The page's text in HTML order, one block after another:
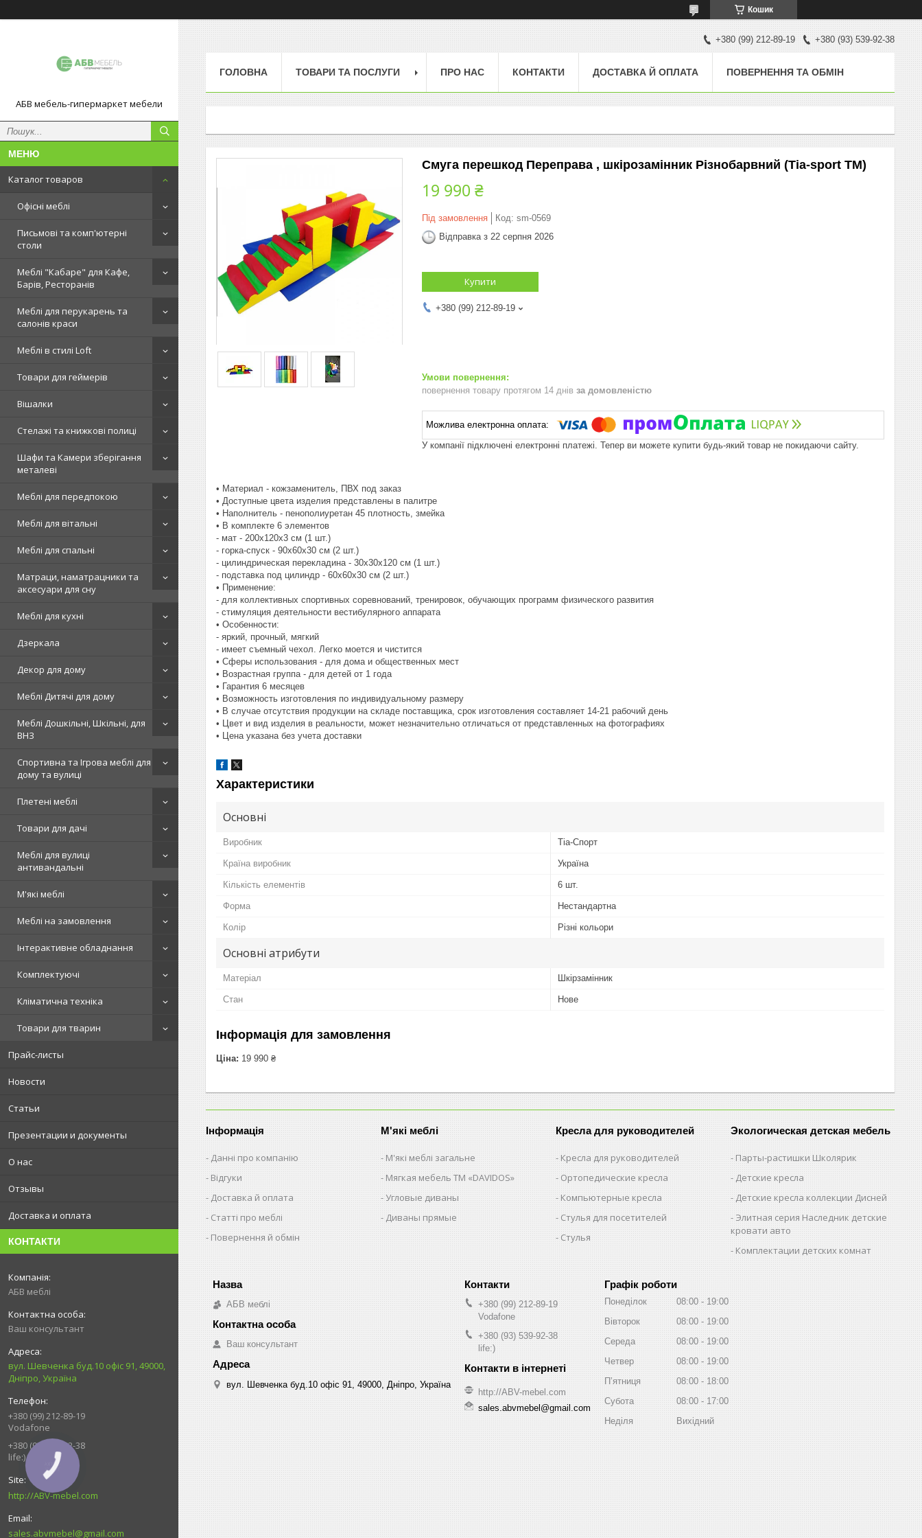
Кошик
АБВ мебель-гипермаркет мебели
Каталог товаров
Офісні меблі
Письмові та комп'ютерні
столи
Меблі "Кабаре" для Кафе,
Барів, Ресторанів
Меблі для перукарень та
салонів краси
Меблі в стилі Loft
Товари для геймерів
Вішалки
Стелажі та книжкові полиці
Шафи та Камери зберігання
металеві
Меблі для передпокою
Меблі для вітальні
Меблі для спальні
Матраци, наматрацники та
аксесуари для сну
Меблі для кухні
Дзеркала
Декор для дому
Меблі Дитячі для дому
Меблі Дошкільні, Шкільні, для
ВНЗ
Спортивна та Ігрова меблі для
дому та вулиці
Плетені меблі
Товари для дачі
Меблі для вулиці
антивандальні
М'які меблі
Меблі на замовлення
Інтерактивне обладнання
Комплектуючі
Кліматична техніка
Товари для тварин
Прайс-листы
Новости
Статьи
Презентации и документы
О нас
Отзывы
Доставка и оплата
КОНТАКТИ
АБВ меблі
Ваш консультант
вул. Шевченка буд.10 офіс 91, 49000,
Дніпро, Україна
+380 (99) 212-89-19
Vodafone
+380 (93) 539-92-38
life:)
http://ABV-mebel.com
sales.abvmebel@gmail.com
+380 (99) 212-89-19 +380 (93) 539-92-38
ГОЛОВНА ТОВАРИ ТА ПОСЛУГИ ПРО НАС КОНТАКТИ ДОСТАВКА Й ОПЛАТА ПОВЕРНЕННЯ ТА ОБМІН
Смуга перешкод Переправа , шкірозамінник Різнобарвний (Тіа-sport ТМ)
19 990 ₴
Під замовлення Код: sm-0569
Відправка з 22 серпня 2026
Купити
+380 (99) 212-89-19
повернення товару протягом 14 днів за домовленістю
У компанії підключені електронні платежі. Тепер ви можете купити будь-який товар не покидаючи сайту.
• Материал - кожзаменитель, ПВХ под заказ
• Доступные цвета изделия представлены в палитре
• Наполнитель - пенополиуретан 45 плотность, змейка
• В комплекте 6 элементов
- мат - 200х120х3 см (1 шт.)
- горка-спуск - 90х60х30 см (2 шт.)
- цилиндрическая перекладина - 30х30х120 см (1 шт.)
- подставка под цилиндр - 60х60х30 см (2 шт.)
• Применение:
- для коллективных спортивных соревнований, тренировок, обучающих программ физического развития
- стимуляция деятельности вестибулярного аппарата
• Особенности:
- яркий, прочный, мягкий
- имеет съемный чехол. Легко моется и чистится
• Сферы использования - для дома и общественных мест
• Возрастная группа - для детей от 1 года
• Гарантия 6 месяцев
• Возможность изготовления по индивидуальному размеру
• В случае отсутствия продукции на складе поставщика, срок изготовления составляет 14-21 рабочий день
• Цвет и вид изделия в реальности, может незначительно отличаться от представленных на фотографиях
• Цена указана без учета доставки
Характеристики
Основні
Виробник Тіа-Спорт
Країна виробник Україна
Кількість елементів 6 шт.
Форма Нестандартна
Колір Різні кольори
Основні атрибути
Матеріал Шкірзамінник
Стан Нове
Інформація для замовлення
Ціна: 19 990 ₴
Інформація
Данні про компанію
Відгуки
Доставка й оплата
Статті про меблі
Повернення й обмін
М'які меблі
М'які меблі загальне
Мягкая мебель ТМ «DAVIDOS»
Угловые диваны
Диваны прямые
Кресла для руководителей
Кресла для руководителей
Ортопедические кресла
Компьютерные кресла
Стулья для посетителей
Стулья
Экологическая детская мебель
Парты-растишки Школярик
Детские кресла
Детские кресла коллекции Дисней
Элитная серия Наследник детские
кровати авто
Комплектации детских комнат
АБВ меблі
Ваш консультант
вул. Шевченка буд.10 офіс 91, 49000, Дніпро, Україна
+380 (99) 212-89-19
Vodafone
+380 (93) 539-92-38
life:)
http://ABV-mebel.com
sales.abvmebel@gmail.com
Графік роботи
Понеділок 08:00
19:00
Вівторок
08:00
19:00
Середа
08:00
19:00
Четвер
08:00
19:00
Пʼятниця
08:00
18:00
Субота
08:00
17:00
Неділя
Вихідний
КНОПКА
ЗВ'ЯЗКУ